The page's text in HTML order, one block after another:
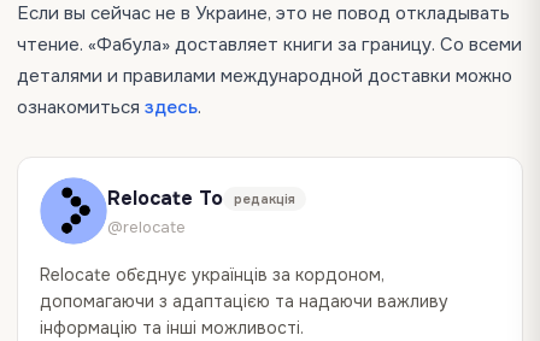
Если вы сейчас не в Украине, это не повод откладывать
чтение. «Фабула» доставляет книги за границу. Со всеми
деталями и правилами международной доставки можно
ознакомиться здесь.
Relocate To редакція
@relocate
Relocate об`єднує українців за кордоном,
допомагаючи з адаптацією та надаючи важливу
інформацію та інші можливості.